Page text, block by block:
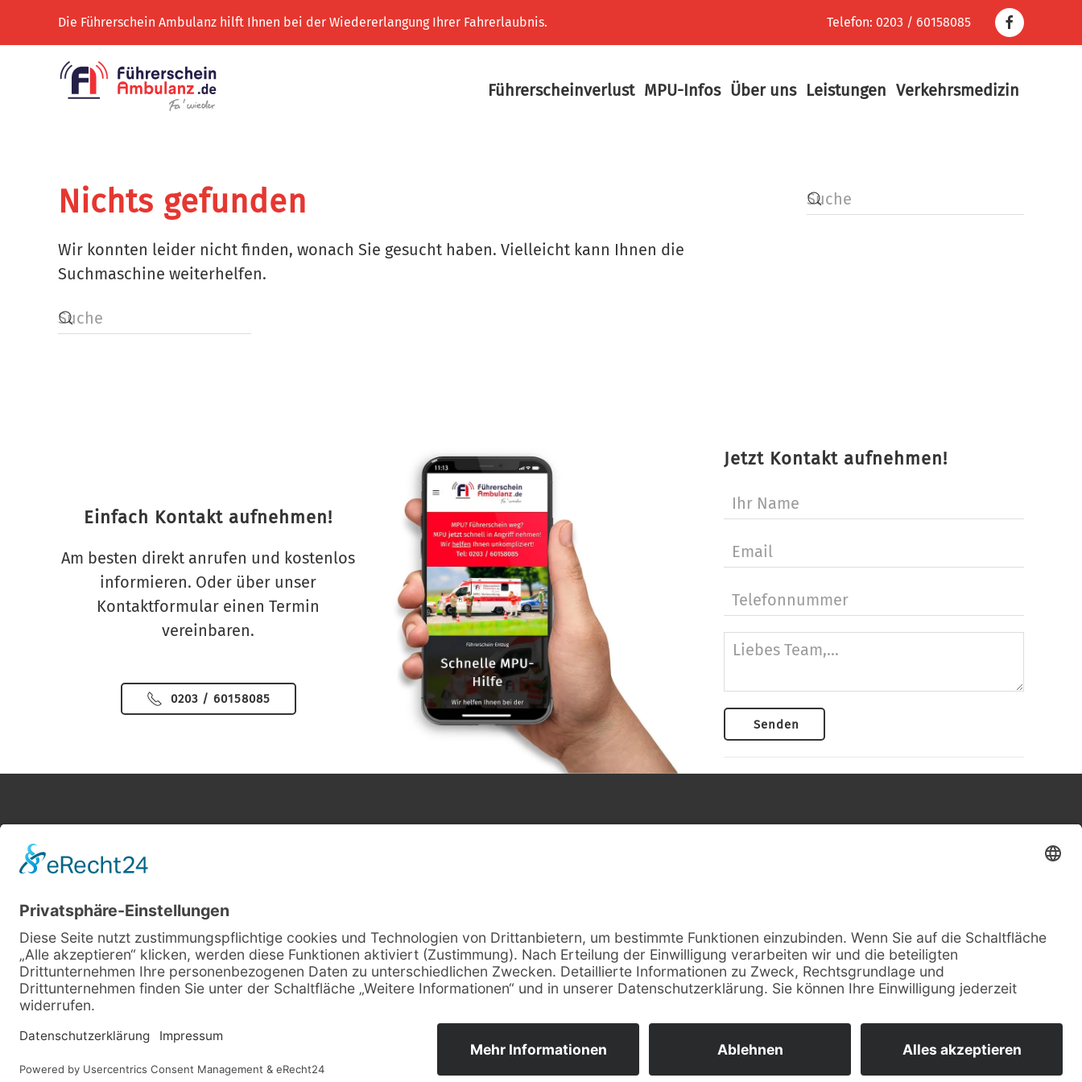
Zum Hauptinhalt springen
Die Führerschein Ambulanz hilft Ihnen bei der Wiedererlangung Ihrer Fahrerlaubnis. Telefon: 0203 / 60158085
Führerscheinverlust MPU-Infos Über uns Leistungen Verkehrsmedizin
Nichts gefunden
Wir konnten leider nicht finden, wonach Sie gesucht haben. Vielleicht kann Ihnen die
Suchmaschine weiterhelfen.
Einfach Kontakt aufnehmen!
Am besten direkt anrufen und kostenlos
informieren. Oder über unser
Kontaktformular einen Termin
vereinbaren.
0203 / 60158085
Jetzt Kontakt aufnehmen!
Senden
47057 Duisburg (Neudorf)
Anfahrt / Lage
Folgt uns auf Facebook
Kontakt aufnehmen Anfahrt Datenschutz